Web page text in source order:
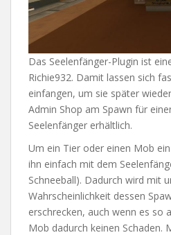
Das Seelenfänger-Plugin ist
Richie932. Damit lassen sich
einfangen, um sie später
Admin Shop am Spawn für
Seelenfänger erhältlich.
Um ein Tier oder einen Mob
ihn einfach mit dem
Schneeball). Dadurch wird mit
Wahrscheinlichkeit dessen
erschrecken, auch wenn es so
Mob dadurch keinen Schaden.